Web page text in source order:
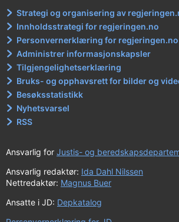
Strategi og organisering av
Innholdsstrategi for regjeringen.no
Personvernerklæring for regjeringen.no
Administrer informasjonskapsler
Tilgjengelighetserklæring
Bruks- og opphavsrett for bilder og
Besøksstatistikk
Nyhetsvarsel
RSS
Ansvarlig for Justis- og
Ansvarlig redaktør: Ida Dahl Nilssen
Nettredaktør: Magnus Buer
Ansatte i JD: Depkatalog